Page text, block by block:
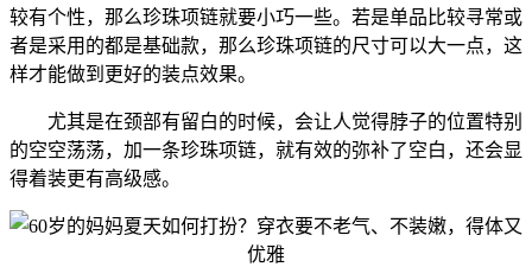
较有个性，那么珍珠项链就要小巧一些。若是单品比较寻常或
者是采用的都是基础款，那么珍珠项链的尺寸可以大一点，这
样才能做到更好的装点效果。
尤其是在颈部有留白的时候，会让人觉得脖子的位置特别
的空空荡荡，加一条珍珠项链，就有效的弥补了空白，还会显
得着装更有高级感。